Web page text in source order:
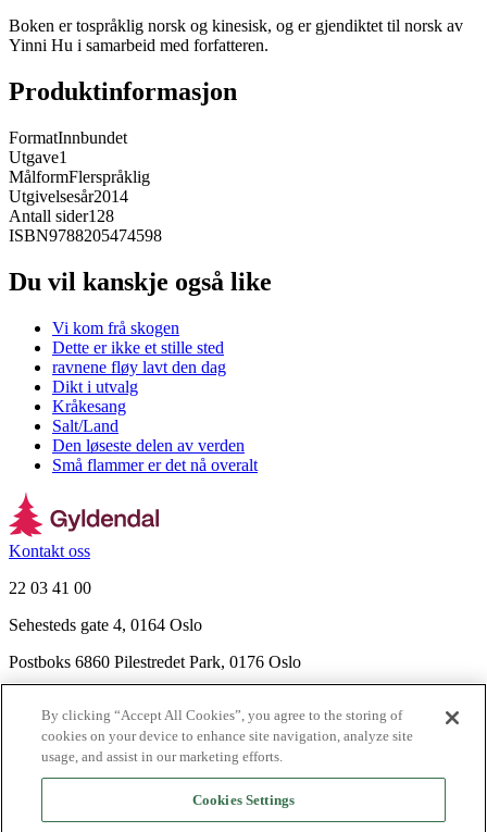
Boken er tospråklig norsk og kinesisk, og er gjendiktet til norsk av
Yinni Hu i samarbeid med forfatteren.
Produktinformasjon
FormatInnbundet
Utgave1
MålformFlerspråklig
Utgivelsesår2014
Antall sider128
ISBN9788205474598
Du vil kanskje også like
Vi kom frå skogen
Dette er ikke et stille sted
ravnene fløy lavt den dag
Dikt i utvalg
Kråkesang
Salt/Land
Den løseste delen av verden
Små flammer er det nå overalt
Kontakt oss
22 03 41 00
Sehesteds gate 4, 0164 Oslo
Postboks 6860 Pilestredet Park, 0176 Oslo
Nyhetsbrev
Ledige stillinger
Send inn manus
By clicking “Accept All Cookies”, you agree to the storing of
cookies on your device to enhance site navigation, analyze site
usage, and assist in our marketing efforts.
Cookies Settings